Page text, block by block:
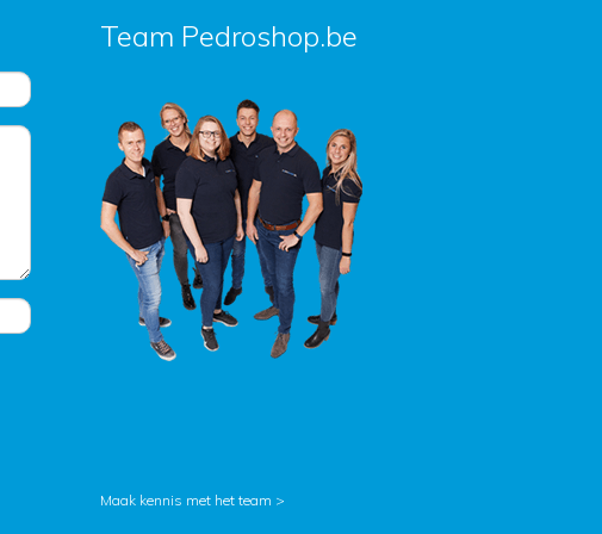
Team Pedroshop.be
Maak kennis met het team >